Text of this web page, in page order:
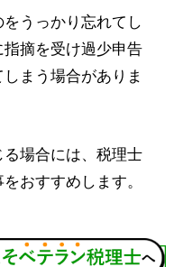
うっかり忘れてし
摘を受け過少申告
まう場合がありま
場合には、税理士
おすすめします。